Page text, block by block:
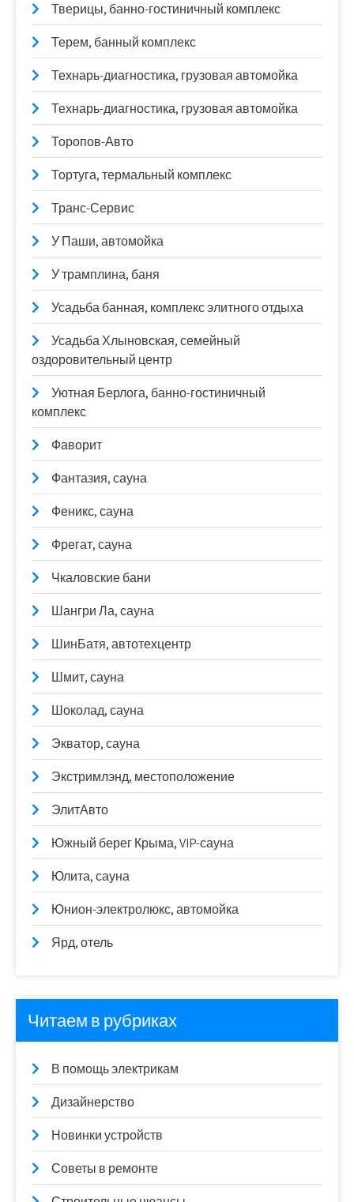
Тверицы, банно-гостиничный комплекс
Терем, банный комплекс
Технарь-диагностика, грузовая автомойка
Технарь-диагностика, грузовая автомойка
Торопов-Авто
Тортуга, термальный комплекс
Транс-Сервис
У Паши, автомойка
У трамплина, баня
Усадьба банная, комплекс элитного отдыха
Усадьба Хлыновская, семейный
оздоровительный центр
Уютная Берлога, банно-гостиничный
комплекс
Фаворит
Фантазия, сауна
Феникс, сауна
Фрегат, сауна
Чкаловские бани
Шангри Ла, сауна
ШинБатя, автотехцентр
Шмит, сауна
Шоколад, сауна
Экватор, сауна
Экстримлэнд, местоположение
ЭлитАвто
Южный берег Крыма, VIP-сауна
Юлита, сауна
Юнион-электролюкс, автомойка
Ярд, отель
Читаем в рубриках
В помощь электрикам
Дизайнерство
Новинки устройств
Советы в ремонте